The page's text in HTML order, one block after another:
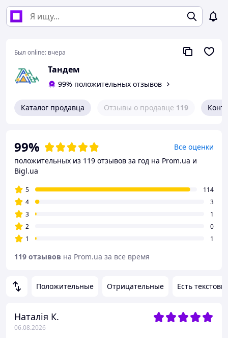
Был online: вчера
Тандем
99% положительных отзывов
Каталог продавца Отзывы о продавце 119
Положительные Отрицательные Есть
Наталія К.
06.08.2026
99%
Все оценки
положительных из 119 отзывов за год на Prom.ua и
Bigl.ua
5
114
4
3
3
1
2
0
1
1
119 отзывов на Prom.ua за все время